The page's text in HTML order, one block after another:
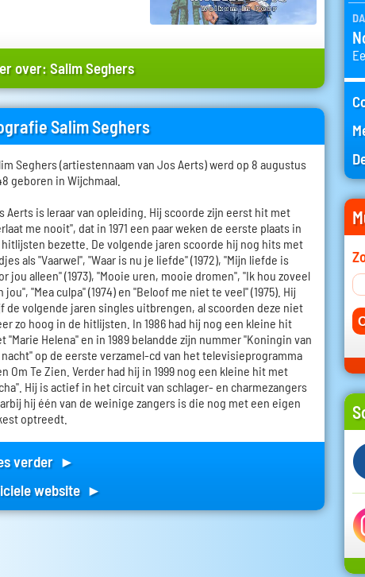
over:Salim Seghers
Salim Seghers
Seghers (artiestennaam van Jos Aerts) werd op 8 augustus
geboren in Wijchmaal.
Aerts is leraar van opleiding. Hij scoorde zijn eerst hit met
me nooit", dat in 1971 een paar weken de eerste plaats in
bezette. De volgende jaren scoorde hij nog hits met
als "Vaarwel", "Waar is nu je liefde" (1972), "Mijn liefde is
jou alleen" (1973), "Mooie uren, mooie dromen", "Ik hou zoveel
jou", "Mea culpa" (1974) en "Beloof me niet te veel" (1975). Hij
de volgende jaren singles uitbrengen, al scoorden deze niet
zo hoog in de hitlijsten. In 1986 had hij nog een kleine hit
"Marie Helena" en in 1989 belandde zijn nummer "Koningin van
op de eerste verzamel-cd van het televisieprogramma
Om Te Zien. Verder had hij in 1999 nog een kleine hit met
Hij is actief in het circuit van schlager- en charmezangers
hij één van de weinige zangers is die nog met een eigen
optreedt.
verder ►
website ►